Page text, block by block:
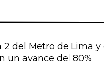
2 del Metro de Lima y
un avance del 80%